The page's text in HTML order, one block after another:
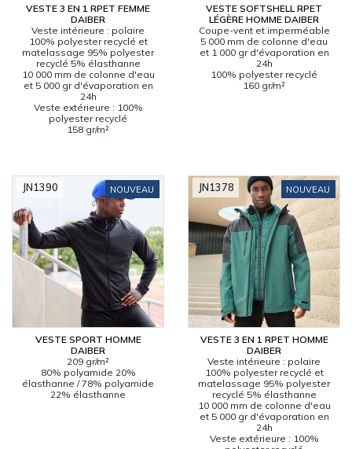
VESTE 3 EN 1 RPET FEMME
DAIBER
Veste intérieure : polaire
100% polyester recyclé et
matelassage 95% polyester
recyclé 5% élasthanne
10 000 mm de colonne d'eau
et 5 000 gr d'évaporation en
24h
Veste extérieure : 100%
polyester recyclé
158 gr/m²
VESTE SOFTSHELL RPET
LÉGÈRE HOMME DAIBER
Coupe-vent et imperméable
5 000 mm de colonne d'eau
et 1 000 gr d'évaporation en
24h
100% polyester recyclé
160 gr/m²
NOUVEAU
VESTE SPORT HOMME
DAIBER
209 gr/m²
80% polyamide 20%
élasthanne / 78% polyamide
22% élasthanne
JN1390 NOUVEAU
VESTE 3 EN 1 RPET HOMME
DAIBER
Veste intérieure : polaire
100% polyester recyclé et
matelassage 95% polyester
recyclé 5% élasthanne
10 000 mm de colonne d'eau
et 5 000 gr d'évaporation en
24h
Veste extérieure : 100%
JN1378